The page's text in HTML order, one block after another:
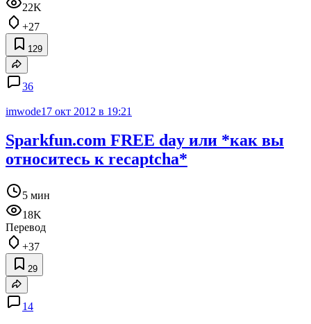
22K
+27
129
36
imwode17 окт 2012 в 19:21
Sparkfun.com FREE day или *как вы
относитесь к recaptcha*
5 мин
18K
Перевод
+37
29
14